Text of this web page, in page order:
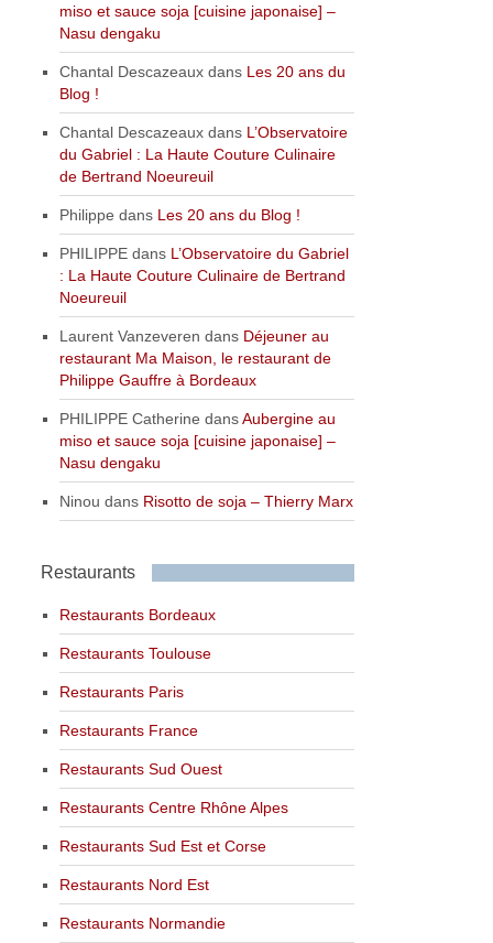
miso et sauce soja [cuisine japonaise] –
Nasu dengaku
Chantal Descazeaux dans Les 20 ans du
Blog !
Chantal Descazeaux dans L’Observatoire
du Gabriel : La Haute Couture Culinaire
de Bertrand Noeureuil
Philippe dans Les 20 ans du Blog !
PHILIPPE dans L’Observatoire du Gabriel
: La Haute Couture Culinaire de Bertrand
Noeureuil
Laurent Vanzeveren dans Déjeuner au
restaurant Ma Maison, le restaurant de
Philippe Gauffre à Bordeaux
PHILIPPE Catherine dansAubergine au
miso et sauce soja [cuisine japonaise] –
Nasu dengaku
Ninou dans Risotto de soja – Thierry Marx
Restaurants
Restaurants Bordeaux
Restaurants Toulouse
Restaurants Paris
Restaurants France
Restaurants Sud Ouest
Restaurants Centre Rhône Alpes
Restaurants Sud Est et Corse
Restaurants Nord Est
Restaurants Normandie